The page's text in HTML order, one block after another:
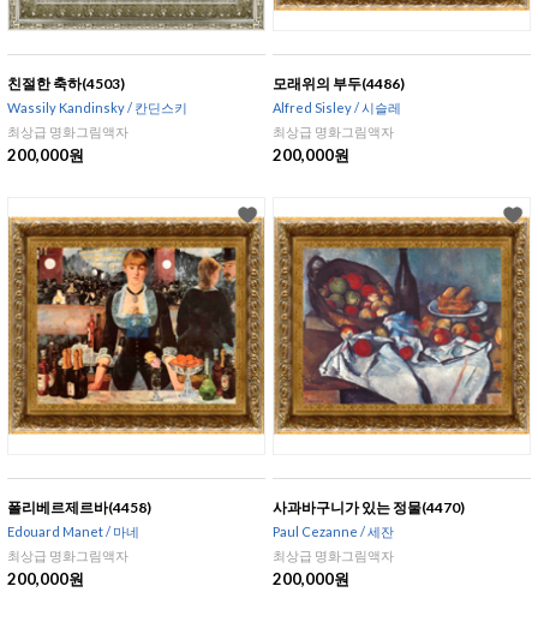
친절한 축하(4503)
Wassily Kandinsky / 칸딘스키
최상급 명화그림액자
200,000원
모래위의 부두(4486)
Alfred Sisley / 시슬레
최상급 명화그림액자
200,000원
폴리베르제르바(4458)
Edouard Manet / 마네
최상급 명화그림액자
200,000원
사과바구니가 있는 정물(4470)
Paul Cezanne / 세잔
최상급 명화그림액자
200,000원